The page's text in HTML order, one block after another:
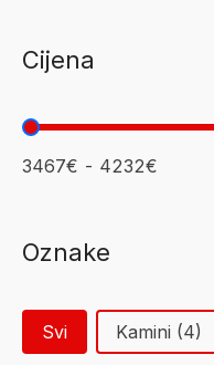
Cijena
3467€ - 4232€
Oznake
Svi Kamini (4)